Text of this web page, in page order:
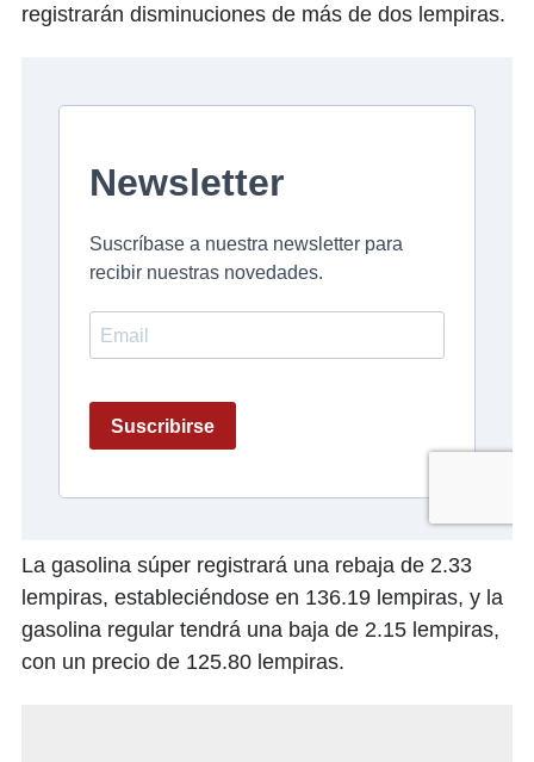
registrarán disminuciones de más de dos lempiras.
La gasolina súper registrará una rebaja de 2.33
lempiras, estableciéndose en 136.19 lempiras, y la
gasolina regular tendrá una baja de 2.15 lempiras,
con un precio de 125.80 lempiras.